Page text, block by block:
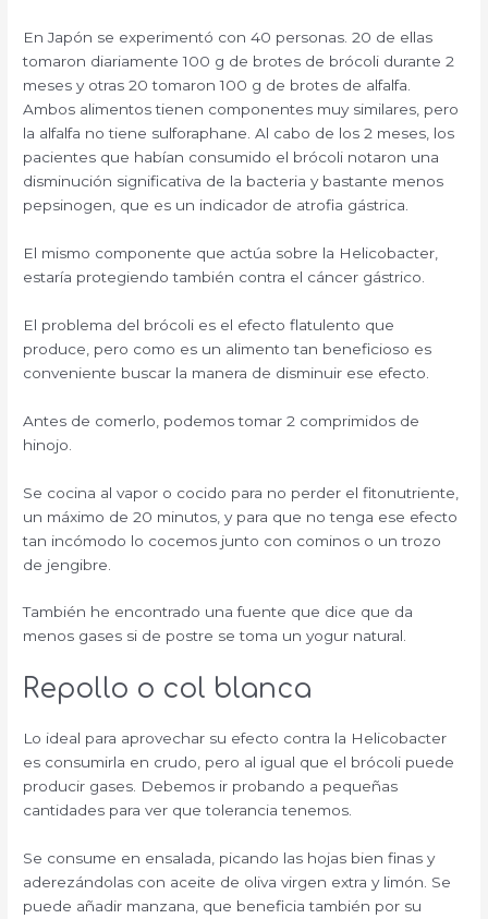
En Japón se experimentó con 40 personas. 20 de ellas
tomaron diariamente 100 g de brotes de brócoli durante 2
meses y otras 20 tomaron 100 g de brotes de alfalfa.
Ambos alimentos tienen componentes muy similares, pero
la alfalfa no tiene sulforaphane. Al cabo de los 2 meses, los
pacientes que habían consumido el brócoli notaron una
disminución significativa de la bacteria y bastante menos
pepsinogen, que es un indicador de atrofia gástrica.
El mismo componente que actúa sobre la Helicobacter,
estaría protegiendo también contra el cáncer gástrico.
El problema del brócoli es el efecto flatulento que
produce, pero como es un alimento tan beneficioso es
conveniente buscar la manera de disminuir ese efecto.
Antes de comerlo, podemos tomar 2 comprimidos de
hinojo.
Se cocina al vapor o cocido para no perder el fitonutriente,
un máximo de 20 minutos, y para que no tenga ese efecto
tan incómodo lo cocemos junto con cominos o un trozo
de jengibre.
También he encontrado una fuente que dice que da
menos gases si de postre se toma un yogur natural.
Repollo o col blanca
Lo ideal para aprovechar su efecto contra la Helicobacter
es consumirla en crudo, pero al igual que el brócoli puede
producir gases. Debemos ir probando a pequeñas
cantidades para ver que tolerancia tenemos.
Se consume en ensalada, picando las hojas bien finas y
aderezándolas con aceite de oliva virgen extra y limón. Se
puede añadir manzana, que beneficia también por su